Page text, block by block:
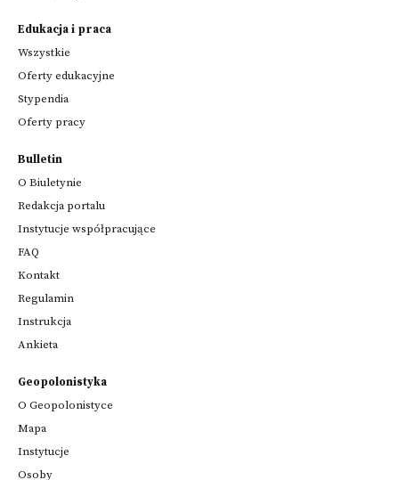
Edukacja i praca
Wszystkie
Oferty edukacyjne
Stypendia
Oferty pracy
Bulletin
O Biuletynie
Redakcja portalu
Instytucje współpracujące
FAQ
Kontakt
Regulamin
Instrukcja
Ankieta
Geopolonistyka
O Geopolonistyce
Mapa
Instytucje
Osoby